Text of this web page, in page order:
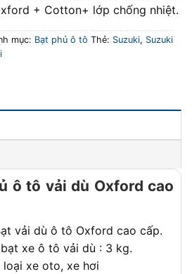
+ Cotton+ lớp chống nhiệt.
mục: Bạt phủ ô tô Thẻ: Suzuki, Suzuki
ô tô vải dù Oxford cao
vải dù ô tô Oxford cao cấp.
xe ô tô vải dù : 3 kg.
xe oto, xe hơi